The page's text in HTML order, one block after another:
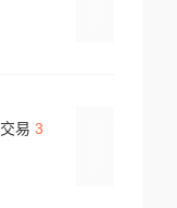
易 3